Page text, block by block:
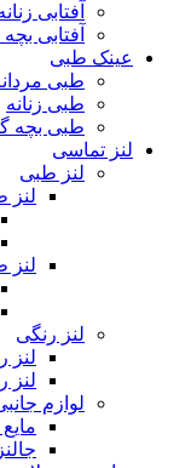
آفتابی
آفتابی بچه
عینک طبی
طبی
طبی زنانه
طبی بچه
لنز تماسی
لنز طبی
لنز
لنز
لنز رنگی
لنز
لنز
لوازم
مایع